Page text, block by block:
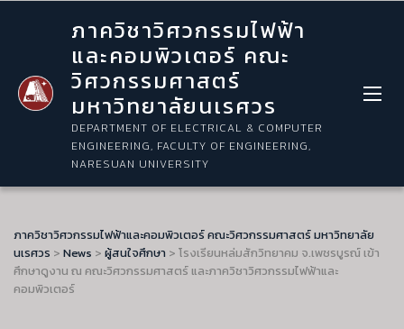
ภาควิชาวิศวกรรมไฟฟ้า
และคอมพิวเตอร์ คณะ
วิศวกรรมศาสตร์
มหาวิทยาลัยนเรศวร
DEPARTMENT OF ELECTRICAL & COMPUTER
ENGINEERING, FACULTY OF ENGINEERING,
NARESUAN UNIVERSITY
ภาควิชาวิศวกรรมไฟฟ้าและคอมพิวเตอร์ คณะวิศวกรรมศาสตร์ มหาวิทยาลัย
นเรศวร > News > ผู้สนใจศึกษา > โรงเรียนหล่มสักวิทยาคม จ.เพชรบูรณ์ เข้า
ศึกษาดูงาน ณ คณะวิศวกรรมศาสตร์ และภาควิชาวิศวกรรมไฟฟ้าและ
คอมพิวเตอร์